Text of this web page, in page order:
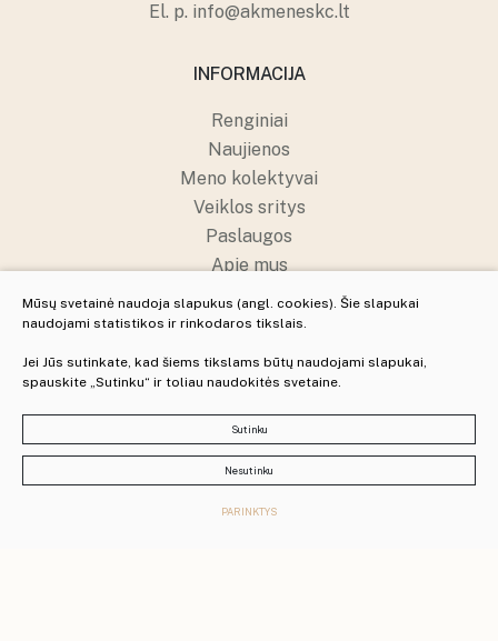
El. p. info@akmeneskc.lt
INFORMACIJA
Renginiai
Naujienos
Meno kolektyvai
Veiklos sritys
Paslaugos
Apie mus
Struktūra ir kontaktai
Pranešėjų apsauga
Slapukų parinktys
Duomenų apsauga
Sukurta:
TEXUS
Mūsų svetainė naudoja slapukus (angl. cookies). Šie slapukai
naudojami statistikos ir rinkodaros tikslais.
Jei Jūs sutinkate, kad šiems tikslams būtų naudojami slapukai,
spauskite „Sutinku“ ir toliau naudokitės svetaine.
Sutinku
Nesutinku
PARINKTYS